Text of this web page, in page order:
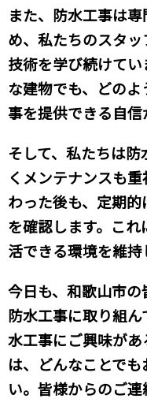
また、防水工事は
め、私たちのスタ
技術を学び続けて
な建物でも、どの
事を提供できる自信
そして、私たちは
くメンテナンスも
わった後も、定期
を確認します。こ
活できる環境を維持
今日も、和歌山市
防水工事に取り組
水工事にご興味が
は、どんなことで
い。皆様からのご